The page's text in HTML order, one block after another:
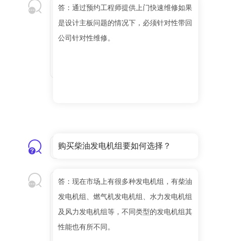
答：通过预约工程师提供上门快速维修如果
是设计主板问题的情况下，必须针对性带回
公司针对性维修。
购买柴油发电机组要如何选择？
答：现在市场上有很多种发电机组，有柴油
发电机组、燃气机发电机组、水力发电机组
及风力发电机组等，不同类型的发电机组其
性能也有所不同。